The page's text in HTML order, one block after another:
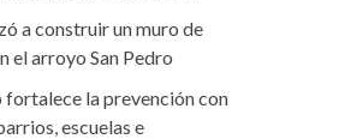
a construir un muro de
el arroyo San Pedro
fortalece la prevención con
escuelas e